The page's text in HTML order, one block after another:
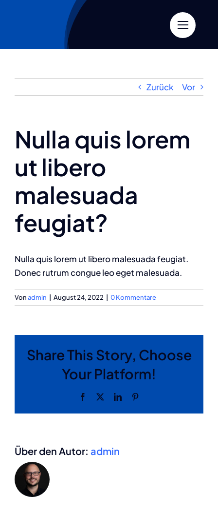
Zurück Vor
Nulla quis lorem
ut libero
malesuada
feugiat?
Nulla quis lorem ut libero malesuada feugiat.
Donec rutrum congue leo eget malesuada.
Vonadmin August 24, 2022 0 Kommentare
Share This Story, Choose
Your Platform!
Facebook LinkedIn
Über den Autor: admin